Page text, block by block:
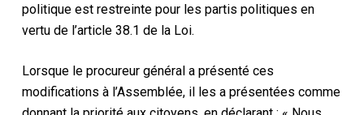
politique est restreinte pour les partis politiques en
vertu de l’article 38.1 de la Loi.
Lorsque le procureur général a présenté ces
modifications à l’Assemblée, il les a présentées comme